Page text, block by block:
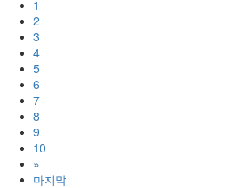
1
2
3
4
5
6
7
8
9
10
»
마지막